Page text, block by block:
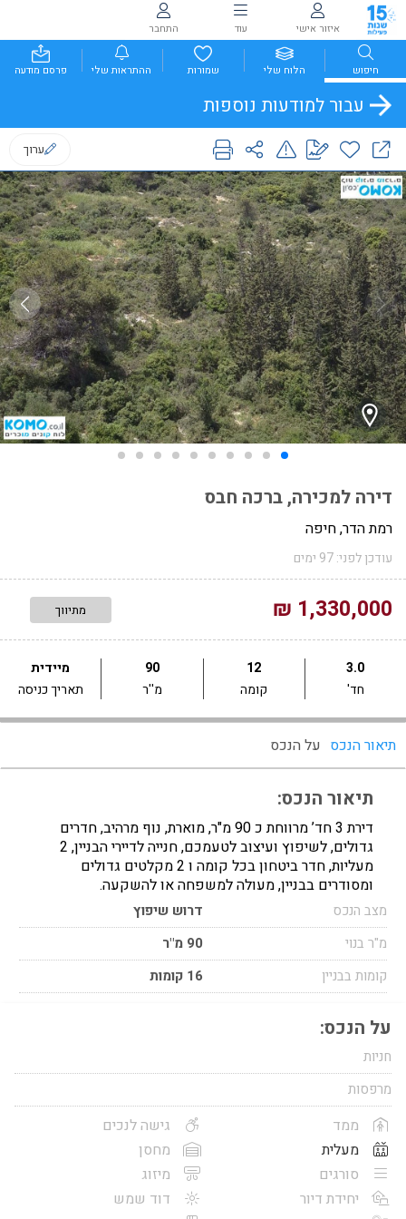
איזור אישי עוד התחבר
חיפוש הלוח שלי שמורות ההתראות שלי פרסם מודעה
עבור למודעות נוספות
ערוך
דירה למכירה, ברכה חבס
רמת הדר, חיפה
עודכן לפני: 97 ימים
1,330,000 ₪ מתיווך
3.0
חד'
12
קומה
90
מ''ר
מיידית
תאריך כניסה
תיאור הנכס על הנכס
תיאור הנכס:
דירת 3 חד’ מרווחת כ 90 מ"ר, מוארת, נוף מרהיב, חדרים
גדולים, לשיפוץ ועיצוב לטעמכם, חנייה לדיירי הבניין, 2
מעליות, חדר ביטחון בכל קומה ו 2 מקלטים גדולים
ומסודרים בבניין, מעולה למשפחה או להשקעה.
מצב הנכס
דרוש שיפוץ
מ"ר בנוי
90 מ"ר
קומות בבניין
16 קומות
על הנכס:
חניות
מרפסות
ממד
מעלית
סורגים
יחידת דיור
גישה לנכים
מחסן
מיזוג
דוד שמש